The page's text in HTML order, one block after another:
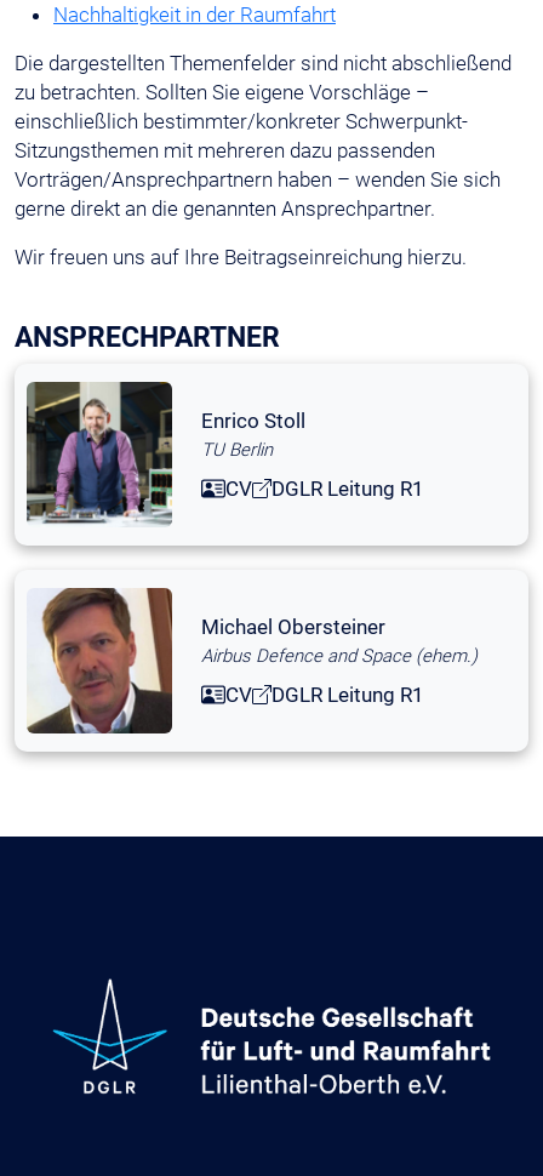
Nachhaltigkeit in der Raumfahrt
Die dargestellten Themenfelder sind nicht abschließend
zu betrachten. Sollten Sie eigene Vorschläge –
einschließlich bestimmter/konkreter Schwerpunkt-
Sitzungsthemen mit mehreren dazu passenden
Vorträgen/Ansprechpartnern haben – wenden Sie sich
gerne direkt an die genannten Ansprechpartner.
Wir freuen uns auf Ihre Beitragseinreichung hierzu.
ANSPRECHPARTNER
Enrico Stoll
TU Berlin
CV DGLR Leitung R1
Michael Obersteiner
Airbus Defence and Space (ehem.)
CV DGLR Leitung R1